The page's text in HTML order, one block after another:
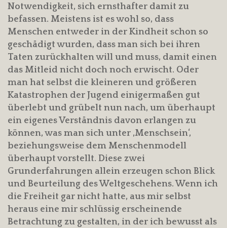
Notwendigkeit, sich ernsthafter damit zu
befassen. Meistens ist es wohl so, dass
Menschen entweder in der Kindheit schon so
geschädigt wurden, dass man sich bei ihren
Taten zurückhalten will und muss, damit einen
das Mitleid nicht doch noch erwischt. Oder
man hat selbst die kleineren und größeren
Katastrophen der Jugend einigermaßen gut
überlebt und grübelt nun nach, um überhaupt
ein eigenes Verständnis davon erlangen zu
können, was man sich unter ‚Menschsein‘,
beziehungsweise dem Menschenmodell
überhaupt vorstellt. Diese zwei
Grunderfahrungen allein erzeugen schon Blick
und Beurteilung des Weltgeschehens. Wenn ich
die Freiheit gar nicht hatte, aus mir selbst
heraus eine mir schlüssig erscheinende
Betrachtung zu gestalten, in der ich bewusst als